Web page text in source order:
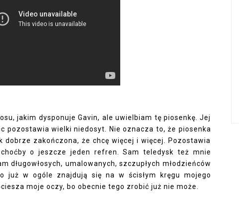
jakim dysponuje Gavin, ale uwielbiam tę piosenkę. Jej
pozostawia wielki niedosyt. Nie oznacza to, że piosenka
zakończona, że chcę więcej i więcej. Pozostawia
o jeszcze jeden refren. Sam teledysk też mnie
długowłosych, umalowanych, szczupłych młodzieńców
już w ogóle znajdują się na w ścisłym kręgu mojego
moje oczy, bo obecnie tego zrobić już nie może.